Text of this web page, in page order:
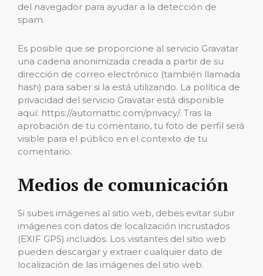
del navegador para ayudar a la detección de
spam.
Es posible que se proporcione al servicio Gravatar
una cadena anonimizada creada a partir de su
dirección de correo electrónico (también llamada
hash) para saber si la está utilizando. La política de
privacidad del servicio Gravatar está disponible
aquí: https://automattic.com/privacy/. Tras la
aprobación de tu comentario, tu foto de perfil será
visible para el público en el contexto de tu
comentario.
Medios de comunicación
Si subes imágenes al sitio web, debes evitar subir
imágenes con datos de localización incrustados
(EXIF GPS) incluidos. Los visitantes del sitio web
pueden descargar y extraer cualquier dato de
localización de las imágenes del sitio web.